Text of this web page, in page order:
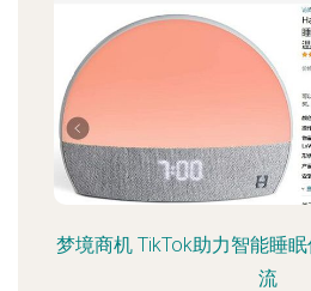
梦境商机 TikTok助力智能睡
流